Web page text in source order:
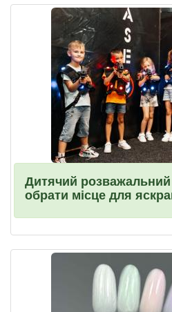
Дитячий розважальний
обрати місце для